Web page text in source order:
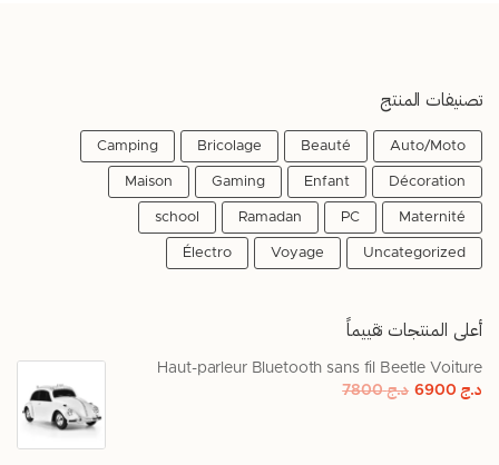
تصنيفات المنتج
Auto/Moto
Beauté
Bricolage
Camping
Décoration
Enfant
Gaming
Maison
Maternité
PC
Ramadan
school
Uncategorized
Voyage
Électro
أعلى المنتجات تقييماً
Haut-parleur Bluetooth sans fil Beetle Voiture
د.ج6900 د.ج7800